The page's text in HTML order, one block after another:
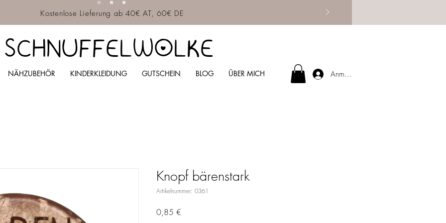
Kostenlose Lieferung ab 40€ AT, 60€ DE
SCHNUFFELWOLKE
NÄHZUBEHÖR KINDERKLEIDUNG GUTSCHEIN BLOG ÜBER MICH Anmelden
Knopf bärenstark
Artikelnummer: 0361
0,85 €